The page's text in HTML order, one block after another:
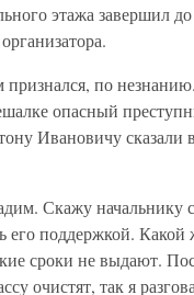
этажа завершил
по
опасный
Ивановичу сказали
Скажу начальнику
его поддержкой.
сроки не выдают.
очистят, так я